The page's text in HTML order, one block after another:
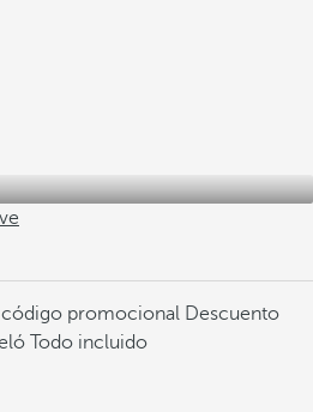
código promocional Descuento
Todo incluido